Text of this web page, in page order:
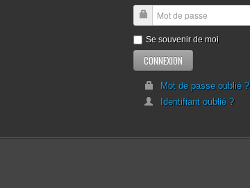
Se souvenir de moi
Mot de passe oublié ?
Identifiant oublié ?